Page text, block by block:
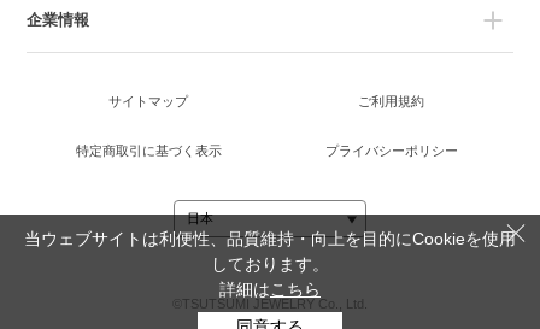
企業情報
サイトマップ ご利用規約
特定商取引に基づく表示 プライバシーポリシー
©TSUTSUMI JEWELRY Co., Ltd.
当ウェブサイトは利便性、品質維持・向上を目的にCookieを使用
しております。
詳細はこちら